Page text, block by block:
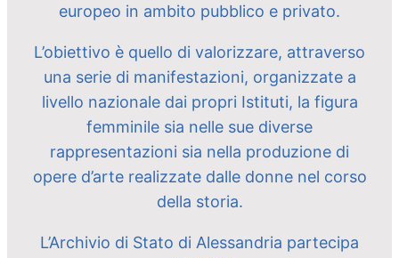
europeo in ambito pubblico e privato.
L’obiettivo è quello di valorizzare, attraverso
una serie di manifestazioni, organizzate a
livello nazionale dai propri Istituti, la figura
femminile sia nelle sue diverse
rappresentazioni sia nella produzione di
opere d’arte realizzate dalle donne nel corso
della storia.
L’Archivio di Stato di Alessandria partecipa